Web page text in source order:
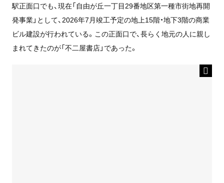
駅正面口でも、現在「自由が丘一丁目29番地区第一種市街地再開
発事業」として、2026年7月竣工予定の地上15階・地下3階の商業
ビル建設が行われている。この正面口で、長らく地元の人に親し
まれてきたのが「不二屋書店」であった。